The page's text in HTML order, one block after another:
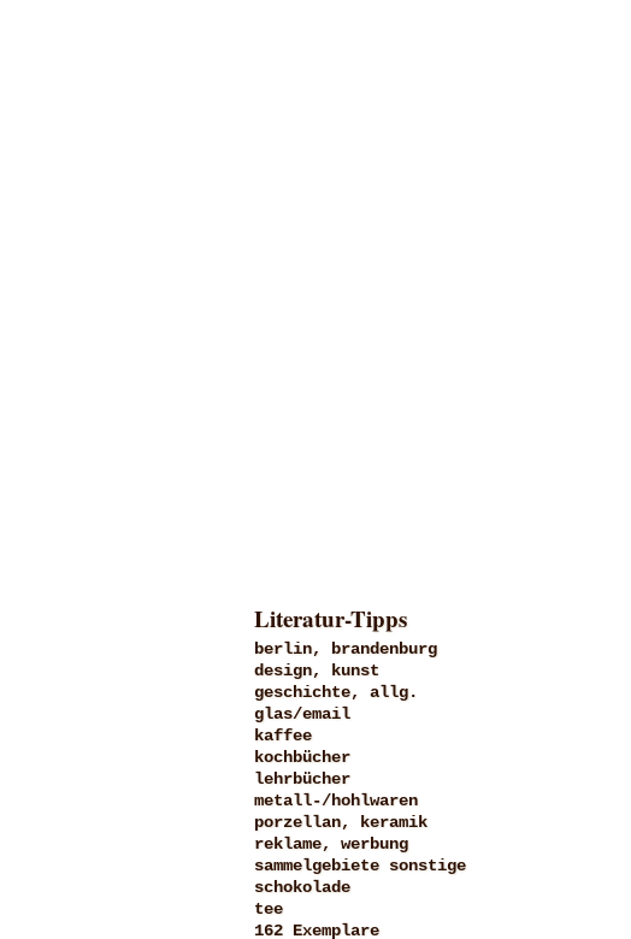
Literatur-Tipps
berlin, brandenburg
design, kunst
geschichte, allg.
glas/email
kaffee
kochbücher
lehrbücher
metall-/hohlwaren
porzellan, keramik
reklame, werbung
sammelgebiete sonstige
schokolade
tee
162 Exemplare